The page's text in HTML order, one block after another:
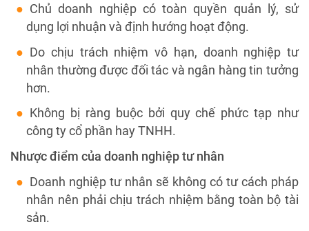
Chủ doanh nghiệp có toàn quyền quản lý, sử
dụng lợi nhuận và định hướng hoạt động.
Do chịu trách nhiệm vô hạn, doanh nghiệp tư
nhân thường được đối tác và ngân hàng tin tưởng
hơn.
Không bị ràng buộc bởi quy chế phức tạp như
công ty cổ phần hay TNHH.
Nhược điểm của doanh nghiệp tư nhân
Doanh nghiệp tư nhân sẽ không có tư cách pháp
nhân nên phải chịu trách nhiệm bằng toàn bộ tài
sản.